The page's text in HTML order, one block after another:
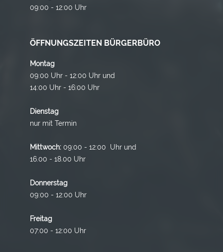
09:00 - 12:00 Uhr
ÖFFNUNGSZEITEN BÜRGERBÜRO
Montag
09:00 Uhr - 12:00 Uhr und
14:00 Uhr - 16:00 Uhr
Dienstag
nur mit Termin
Mittwoch: 09:00 - 12:00 Uhr und
16.00 - 18.00 Uhr
Donnerstag
09:00 - 12:00 Uhr
Freitag
07:00 - 12:00 Uhr